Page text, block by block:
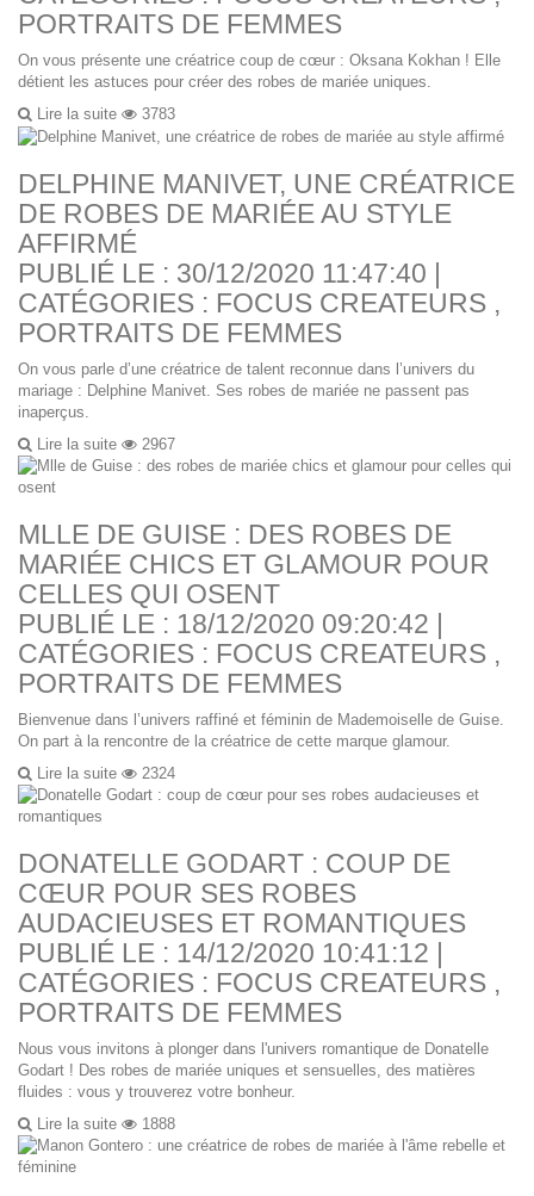
PORTRAITS DE FEMMES
On vous présente une créatrice coup de cœur : Oksana Kokhan ! Elle
détient les astuces pour créer des robes de mariée uniques.
Lire la suite
3783
DELPHINE MANIVET, UNE CRÉATRICE
DE ROBES DE MARIÉE AU STYLE
AFFIRMÉ
PUBLIÉ LE : 30/12/2020 11:47:40 |
CATÉGORIES : FOCUS CREATEURS ,
PORTRAITS DE FEMMES
On vous parle d’une créatrice de talent reconnue dans l’univers du
mariage : Delphine Manivet. Ses robes de mariée ne passent pas
inaperçus.
Lire la suite
2967
MLLE DE GUISE : DES ROBES DE
MARIÉE CHICS ET GLAMOUR POUR
CELLES QUI OSENT
PUBLIÉ LE : 18/12/2020 09:20:42 |
CATÉGORIES : FOCUS CREATEURS ,
PORTRAITS DE FEMMES
Bienvenue dans l’univers raffiné et féminin de Mademoiselle de Guise.
On part à la rencontre de la créatrice de cette marque glamour.
Lire la suite
2324
DONATELLE GODART : COUP DE
CŒUR POUR SES ROBES
AUDACIEUSES ET ROMANTIQUES
PUBLIÉ LE : 14/12/2020 10:41:12 |
CATÉGORIES : FOCUS CREATEURS ,
PORTRAITS DE FEMMES
Nous vous invitons à plonger dans l'univers romantique de Donatelle
Godart ! Des robes de mariée uniques et sensuelles, des matières
fluides : vous y trouverez votre bonheur.
Lire la suite
1888